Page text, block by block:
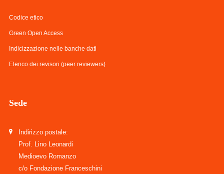
Codice etico
Green Open Access
Indicizzazione nelle banche dati
Elenco dei revisori (peer reviewers)
Sede
Indirizzo postale:
Prof. Lino Leonardi
Medioevo Romanzo
c/o Fondazione Franceschini